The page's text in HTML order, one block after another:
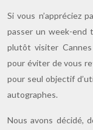
Si vous n’appréciez
passer un week-end
plutôt visiter
pour éviter de vous
pour seul objectif
autographes.
Nous avons décidé,